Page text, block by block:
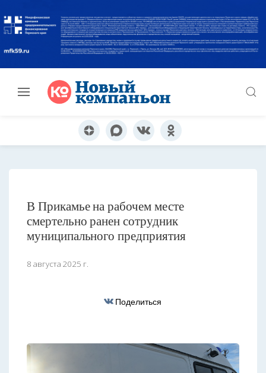
В Прикамье на рабочем месте
смертельно ранен сотрудник
муниципального предприятия
8 августа 2025 г.
Поделиться